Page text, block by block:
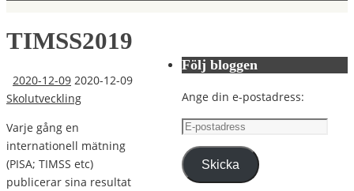
TIMSS2019
2020-12-09 2020-12-09
Skolutveckling
Varje gång en
internationell mätning
(PISA; TIMSS etc)
publicerar sina resultat
Följ bloggen
Ange din e-postadress:
E-
postadress
Skicka